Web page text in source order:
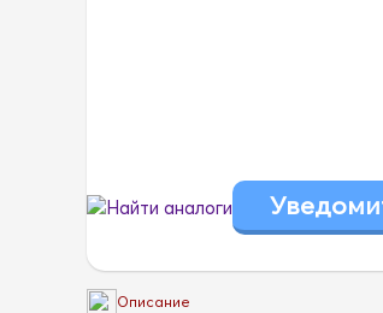
Найти аналоги
Описание